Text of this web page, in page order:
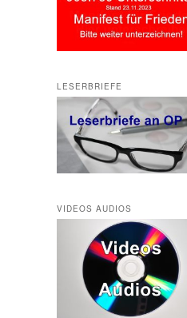
LESERBRIEFE
VIDEOS AUDIOS